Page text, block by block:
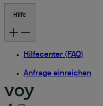
Hilfe
Hilfecenter (FAQ)
Anfrage einreichen